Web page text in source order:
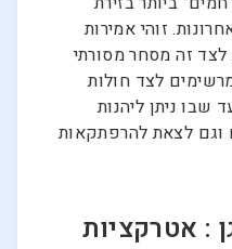
זוהי אמירות
זה מסחר מסורתי
לצד חולות
שבו ניתן ליהנות
וגם לצאת להרפתקאות
: אטרקציות